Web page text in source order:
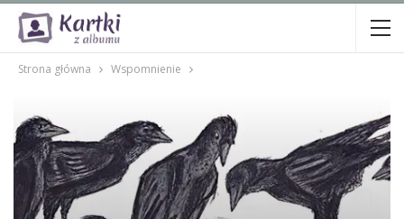
Strona główna Wspomnienie